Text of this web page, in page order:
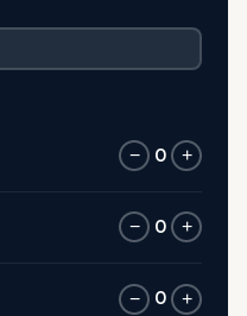
− 0 +
− 0 +
− 0 +